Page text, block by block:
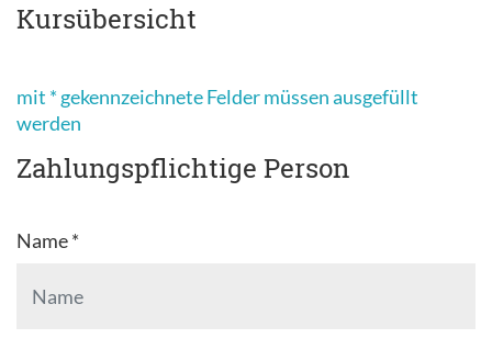
Kursübersicht
mit * gekennzeichnete Felder müssen ausgefüllt
werden
Zahlungspflichtige Person
Name *